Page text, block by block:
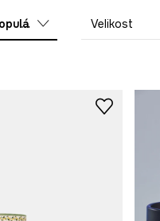
Od populárních Velikost